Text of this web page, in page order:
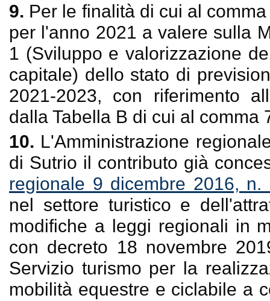
9. Per le finalità di cui al
per l'anno 2021 a valere sulla
1 (Sviluppo e valorizzazione
capitale) dello stato di
2021-2023, con riferimento
dalla Tabella B di cui al comma
10. L'Amministrazione
di Sutrio il contributo già
regionale 9 dicembre 2016, n.
nel settore turistico e
modifiche a leggi regionali in
con decreto 18 novembre
Servizio turismo per la
mobilità equestre e ciclabile a